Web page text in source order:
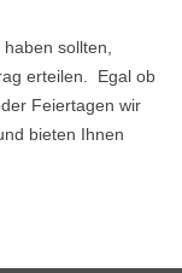
sollten,
erteilen. Egal ob
Feiertagen wir
bieten Ihnen